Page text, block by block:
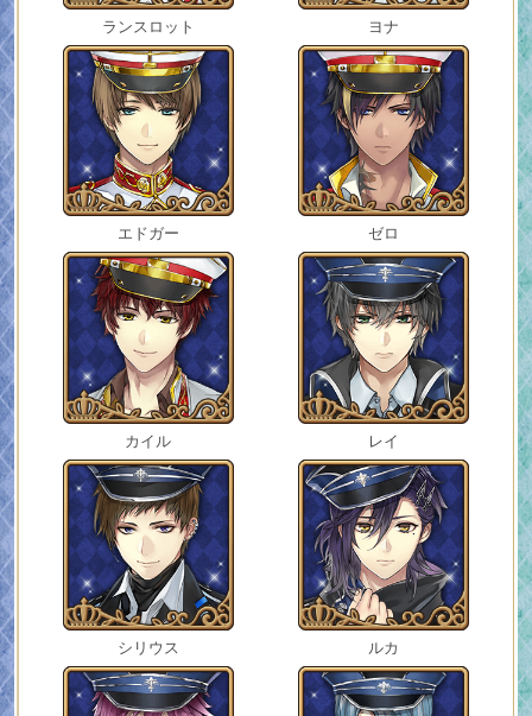
ランスロット ヨナ
エドガー ゼロ
カイル レイ
シリウス ルカ